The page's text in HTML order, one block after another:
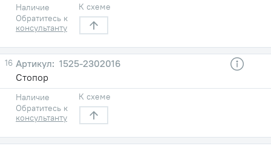
Наличие
Обратитесь к
консультанту
К схеме
16
1525-2302016
Стопор
Наличие
Обратитесь к
консультанту
К схеме